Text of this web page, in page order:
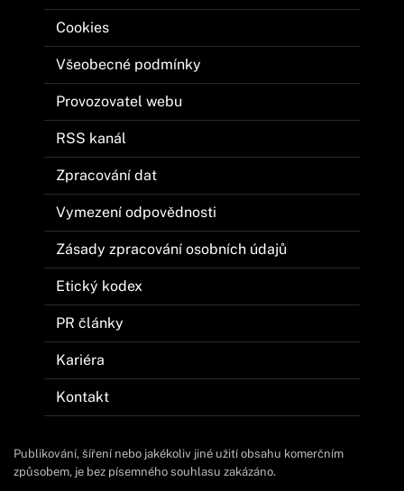
Cookies
Všeobecné podmínky
Provozovatel webu
RSS kanál
Zpracování dat
Vymezení odpovědnosti
Zásady zpracování osobních údajů
Etický kodex
PR články
Kariéra
Kontakt
Publikování, šíření nebo jakékoliv jiné užití obsahu komerčním
způsobem, je bez písemného souhlasu zakázáno.